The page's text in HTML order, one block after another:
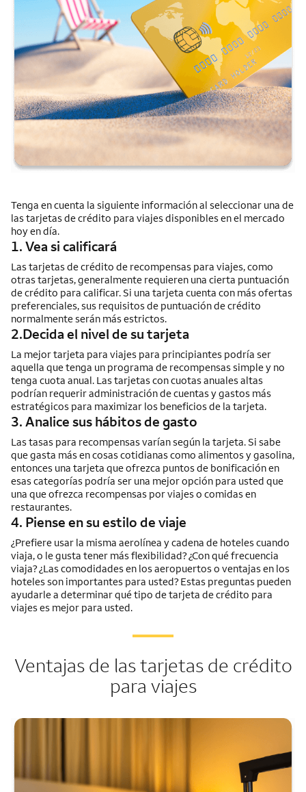
Tenga en cuenta la siguiente información al seleccionar una de
las tarjetas de crédito para viajes disponibles en el mercado
hoy en día.
1. Vea si calificará
Las tarjetas de crédito de recompensas para viajes, como
otras tarjetas, generalmente requieren una cierta puntuación
de crédito para calificar. Si una tarjeta cuenta con más ofertas
preferenciales, sus requisitos de puntuación de crédito
normalmente serán más estrictos.
2.Decida el nivel de su tarjeta
La mejor tarjeta para viajes para principiantes podría ser
aquella que tenga un programa de recompensas simple y no
tenga cuota anual. Las tarjetas con cuotas anuales altas
podrían requerir administración de cuentas y gastos más
estratégicos para maximizar los beneficios de la tarjeta.
3. Analice sus hábitos de gasto
Las tasas para recompensas varían según la tarjeta. Si sabe
que gasta más en cosas cotidianas como alimentos y gasolina,
entonces una tarjeta que ofrezca puntos de bonificación en
esas categorías podría ser una mejor opción para usted que
una que ofrezca recompensas por viajes o comidas en
restaurantes.
4. Piense en su estilo de viaje
¿Prefiere usar la misma aerolínea y cadena de hoteles cuando
viaja, o le gusta tener más flexibilidad? ¿Con qué frecuencia
viaja? ¿Las comodidades en los aeropuertos o ventajas en los
hoteles son importantes para usted? Estas preguntas pueden
ayudarle a determinar qué tipo de tarjeta de crédito para
viajes es mejor para usted.
Ventajas de las tarjetas de crédito
para viajes